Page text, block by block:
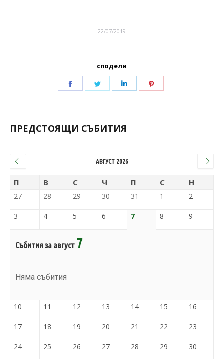
22/07/2019
сподели
ПРЕДСТОЯЩИ СЪБИТИЯ
АВГУСТ 2026
П В С Ч П С Н
27 28 29 30 31 1 2
3 4 5 6 7 8 9
Събития за август 7
Няма събития
10 11 12 13 14 15 16
17 18 19 20 21 22 23
24 25 26 27 28 29 30